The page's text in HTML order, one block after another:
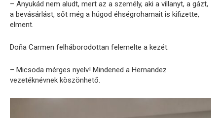
– Anyukád nem aludt, mert az a személy, aki a villanyt, a gázt,
a bevásárlást, sőt még a húgod éhségrohamait is kifizette,
elment.
Doña Carmen felháborodottan felemelte a kezét.
– Micsoda mérges nyelv! Mindened a Hernandez
vezetéknévnek köszönhető.